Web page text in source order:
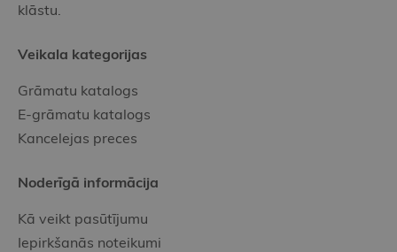
klāstu.
Veikala kategorijas
Grāmatu katalogs
E-grāmatu katalogs
Kancelejas preces
Noderīgā informācija
Kā veikt pasūtījumu
Iepirkšanās noteikumi